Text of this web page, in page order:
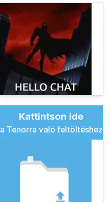
Kattintson ide
a Tenorra való feltöltéshez